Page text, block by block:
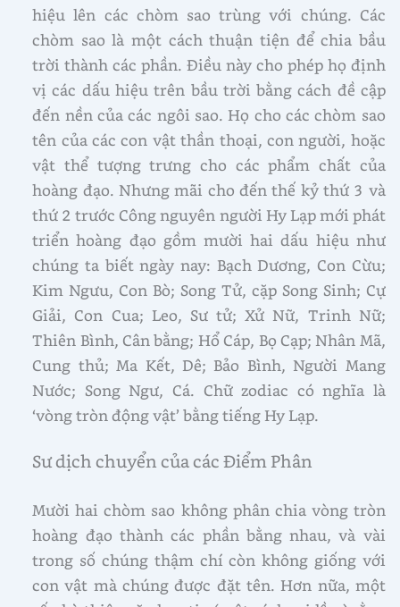
hiệu lên các chòm sao trùng với chúng. Các
chòm sao là một cách thuận tiện để chia bầu
trời thành các phần. Điều này cho phép họ định
vị các dấu hiệu trên bầu trời bằng cách đề cập
đến nền của các ngôi sao. Họ cho các chòm sao
tên của các con vật thần thoại, con người, hoặc
vật thể tượng trưng cho các phẩm chất của
hoàng đạo. Nhưng mãi cho đến thế kỷ thứ 3 và
thứ 2 trước Công nguyên người Hy Lạp mới phát
triển hoàng đạo gồm mười hai dấu hiệu như
chúng ta biết ngày nay: Bạch Dương, Con Cừu;
Kim Ngưu, Con Bò; Song Tử, cặp Song Sinh; Cự
Giải, Con Cua; Leo, Sư tử; Xử Nữ, Trinh Nữ;
Thiên Bình, Cân bằng; Hổ Cáp, Bọ Cạp; Nhân Mã,
Cung thủ; Ma Kết, Dê; Bảo Bình, Người Mang
Nước; Song Ngư, Cá. Chữ zodiac có nghĩa là
‘vòng tròn động vật’ bằng tiếng Hy Lạp.
Sư dịch chuyển của các Điểm Phân
Mười hai chòm sao không phân chia vòng tròn
hoàng đạo thành các phần bằng nhau, và vài
trong số chúng thậm chí còn không giống với
con vật mà chúng được đặt tên. Hơn nữa, một